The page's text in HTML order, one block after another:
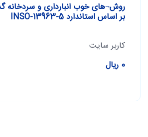
روش¬های خوب انبارداری و سردخانه
بر اساس استاندارد INSO-13963-5
کاربر سایت
0 ریال